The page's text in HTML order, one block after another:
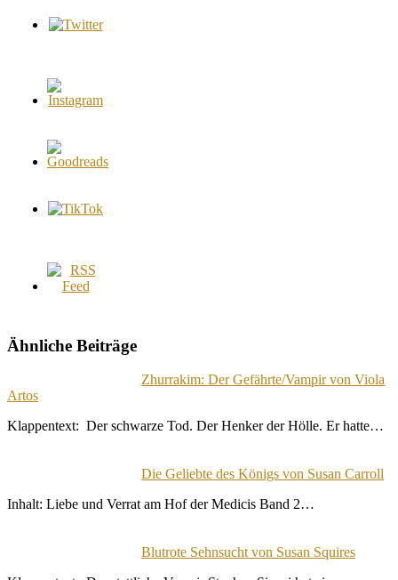
Ähnliche Beiträge
Zhurrakim: Der Gefährte/Vampir von Viola
Artos
Klappentext: Der schwarze Tod. Der Henker der Hölle. Er hatte…
Die Geliebte des Königs von Susan Carroll
Inhalt: Liebe und Verrat am Hof der Medicis Band 2…
Blutrote Sehnsucht von Susan Squires